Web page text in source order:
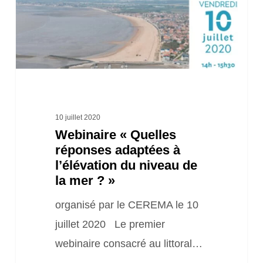
l’élévation
niveau
10 juillet 2020
Webinaire « Quelles
réponses adaptées à
l’élévation du niveau de
la mer ? »
organisé par le CEREMA le 10
juillet 2020 Le premier
webinaire consacré au littoral…